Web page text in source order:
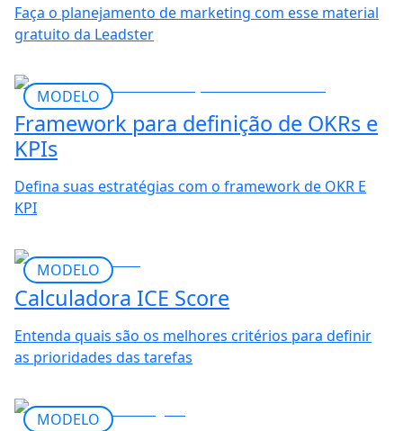
Faça o planejamento de marketing com esse material
gratuito da Leadster
MODELO
Framework para definição de OKRs e
KPIs
Defina suas estratégias com o framework de OKR E
KPI
MODELO
Calculadora ICE Score
Entenda quais são os melhores critérios para definir
as prioridades das tarefas
MODELO